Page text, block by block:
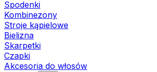
Spodenki
Kombinezony
Stroje kąpielowe
Bielizna
Skarpetki
Czapki
Akcesoria do włosów